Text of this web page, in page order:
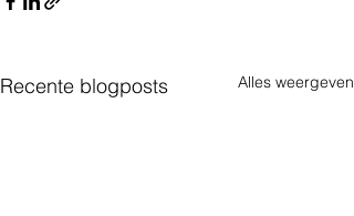
Recente blogposts Alles weergeven